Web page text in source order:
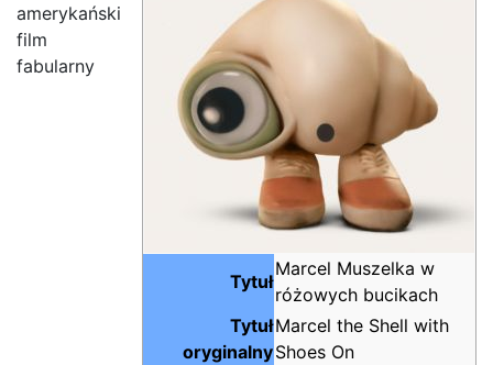
Tytuł
Marcel Muszelka w
różowych bucikach
Tytuł
oryginalny
Marcel the Shell with
Shoes On
amerykański
film
fabularny